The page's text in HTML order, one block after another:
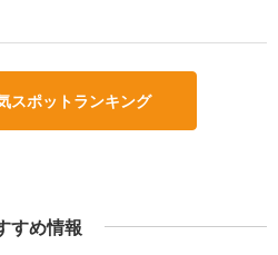
スポットランキング
すめ情報